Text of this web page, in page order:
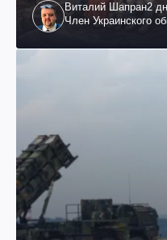
Виталий Шапран2
Член Украинского